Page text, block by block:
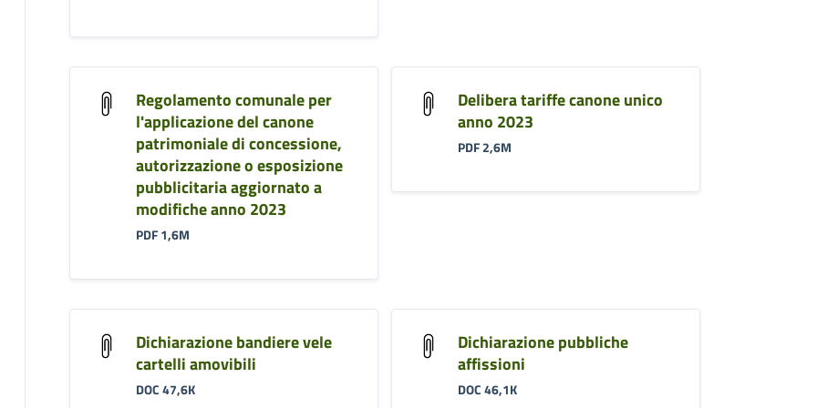
Regolamento comunale per
l'applicazione del canone
patrimoniale di concessione,
autorizzazione o esposizione
pubblicitaria aggiornato a
modifiche anno 2023
PDF 1,6M
Delibera tariffe canone unico
anno 2023
PDF 2,6M
Dichiarazione bandiere vele
cartelli amovibili
DOC 47,6K
Dichiarazione pubbliche
affissioni
DOC 46,1K